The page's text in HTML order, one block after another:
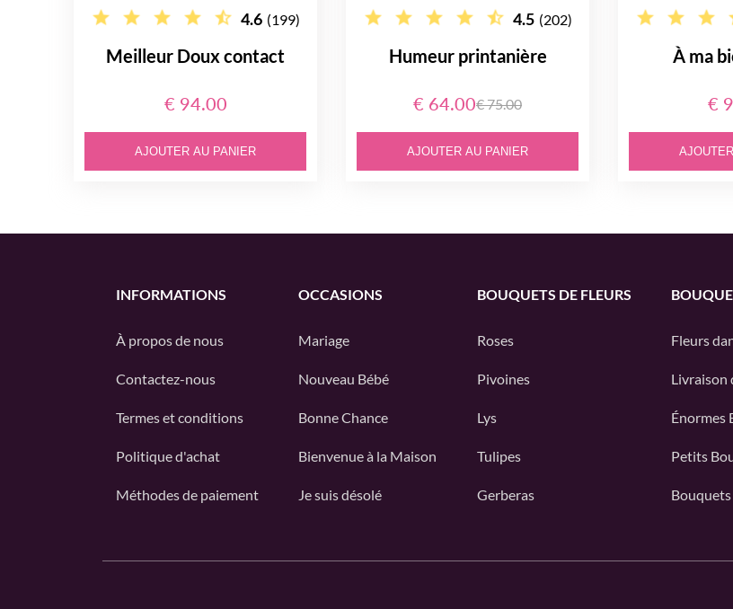
4.6 (199)
Meilleur Doux contact
€ 94.00
AJOUTER AU PANIER
4.5 (202)
Humeur printanière
€ 64.00€ 75.00
AJOUTER AU PANIER
À ma
€
INFORMATIONS
À propos de nous
Contactez-nous
Termes et conditions
Politique d'achat
Méthodes de paiement
OCCASIONS
Mariage
Nouveau Bébé
Bonne Chance
Bienvenue à la Maison
Je suis désolé
BOUQUETS DE FLEURS
Roses
Pivoines
Lys
Tulipes
Gerberas
Fleurs
Livraison
Énormes
Petits